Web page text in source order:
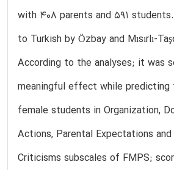
with 408 parents and 591
to Turkish by Özbay and Mısırlı-
According to the analyses; it was
meaningful effect while predicting
female students in Organization,
Actions, Parental Expectations
Criticisms subscales of FMPS;